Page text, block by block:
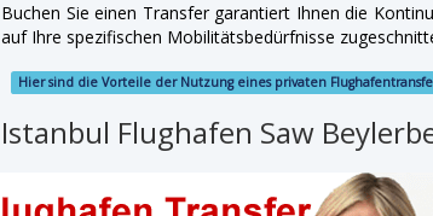
Buchen Sie einen Transfer garantiert Ihnen die
auf Ihre spezifischen Mobilitätsbedürfnisse
Hier sind die Vorteile der Nutzung eines privaten
Istanbul Flughafen Saw